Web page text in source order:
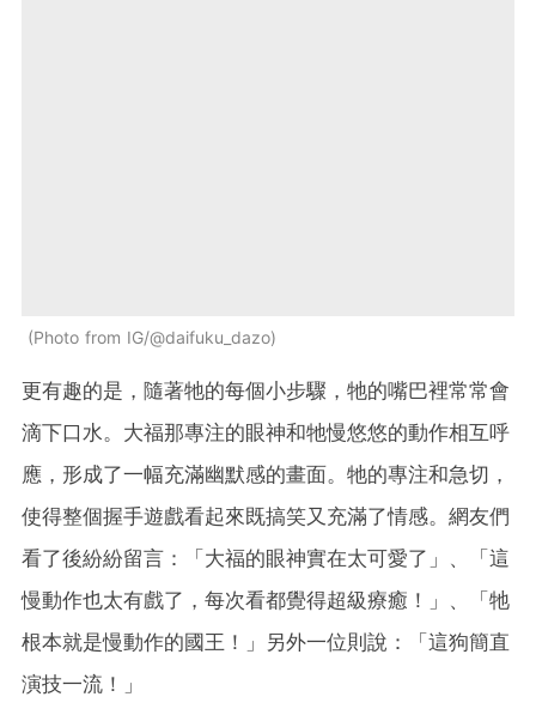
Photo from IG/@daifuku_dazo
更有趣的是，隨著牠的每個小步驟，牠的嘴巴裡常常會
滴下口水。大福那專注的眼神和牠慢悠悠的動作相互呼
應，形成了一幅充滿幽默感的畫面。牠的專注和急切，
使得整個握手遊戲看起來既搞笑又充滿了情感。網友們
看了後紛紛留言：「大福的眼神實在太可愛了」、「這
慢動作也太有戲了，每次看都覺得超級療癒！」、「牠
根本就是慢動作的國王！」另外一位則說：「這狗簡直
演技一流！」